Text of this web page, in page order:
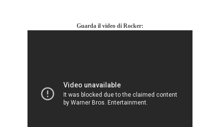
Guarda il video di Rocker: